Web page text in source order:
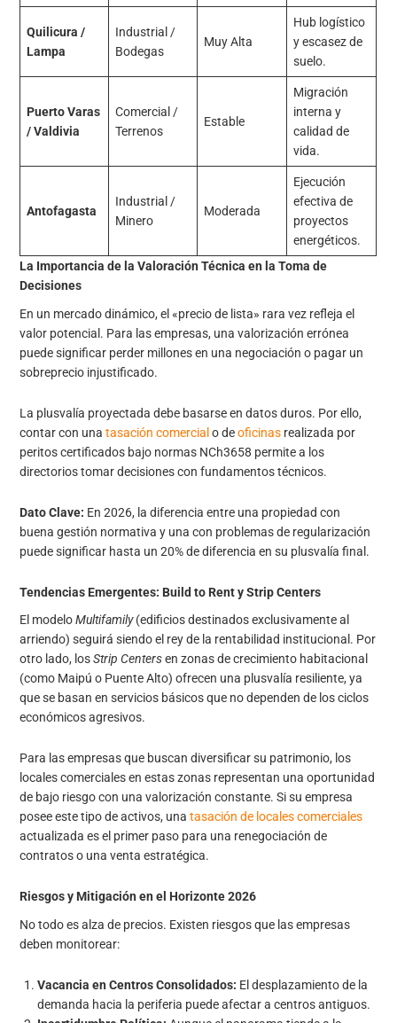
Quilicura /
Lampa
Industrial /
Bodegas
Muy Alta
Hub logístico
y escasez de
suelo.
Puerto Varas
/ Valdivia
Comercial /
Terrenos
Estable
Migración
interna y
calidad de
vida.
Antofagasta
Industrial /
Minero
Moderada
Ejecución
efectiva de
proyectos
energéticos.
La Importancia de la Valoración Técnica en la Toma de
Decisiones
En un mercado dinámico, el «precio de lista» rara vez refleja el
valor potencial. Para las empresas, una valorización errónea
puede significar perder millones en una negociación o pagar un
sobreprecio injustificado.
La plusvalía proyectada debe basarse en datos duros. Por ello,
contar con unatasación comercial o deoficinas realizada por
peritos certificados bajo normas NCh3658 permite a los
directorios tomar decisiones con fundamentos técnicos.
Dato Clave: En 2026, la diferencia entre una propiedad con
buena gestión normativa y una con problemas de regularización
puede significar hasta un 20% de diferencia en su plusvalía final.
Tendencias Emergentes: Build to Rent y Strip Centers
El modeloMultifamily(edificios destinados exclusivamente al
arriendo) seguirá siendo el rey de la rentabilidad institucional. Por
otro lado, losStrip Centersen zonas de crecimiento habitacional
(como Maipú o Puente Alto) ofrecen una plusvalía resiliente, ya
que se basan en servicios básicos que no dependen de los ciclos
económicos agresivos.
Para las empresas que buscan diversificar su patrimonio, los
locales comerciales en estas zonas representan una oportunidad
de bajo riesgo con una valorización constante. Si su empresa
posee este tipo de activos, unatasación de locales comerciales
actualizada es el primer paso para una renegociación de
contratos o una venta estratégica.
Riesgos y Mitigación en el Horizonte 2026
No todo es alza de precios. Existen riesgos que las empresas
deben monitorear:
Vacancia en Centros Consolidados: El desplazamiento de la
demanda hacia la periferia puede afectar a centros antiguos.